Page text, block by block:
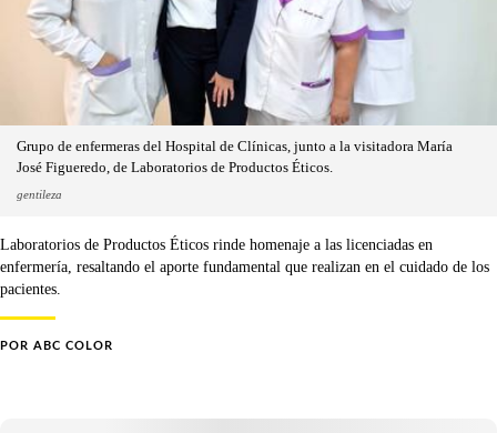
Grupo de enfermeras del Hospital de Clínicas, junto a la visitadora María
José Figueredo, de Laboratorios de Productos Éticos.
gentileza
Laboratorios de Productos Éticos rinde homenaje a las licenciadas en
enfermería, resaltando el aporte fundamental que realizan en el cuidado de los
pacientes.
POR ABC COLOR